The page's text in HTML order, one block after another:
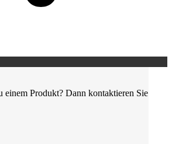
einem Produkt? Dann kontaktieren Sie